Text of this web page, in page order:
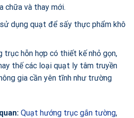
chữa và thay mới.
dụng quạt để sấy thực phẩm khô
hỗn hợp có thiết kế nhỏ gọn,
thế các loại quạt ly tâm truyền
gia cần yên tĩnh như trường
Quạt hướng trục gắn tường,